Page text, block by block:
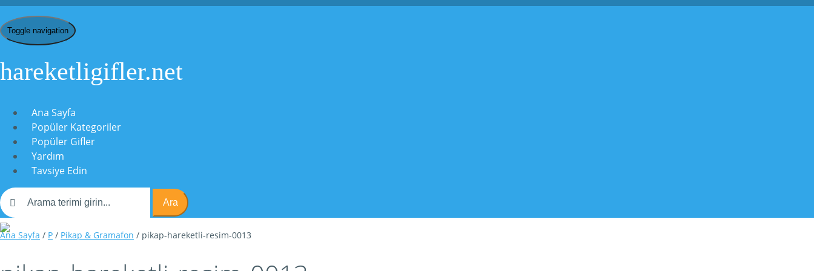
Toggle navigation
hareketligifler.net
Ana Sayfa
Popüler Kategoriler
Popüler Gifler
Yardım
Tavsiye Edin
Ara
Ana Sayfa / P / Pikap & Gramafon / pikap-hareketli-resim-0013